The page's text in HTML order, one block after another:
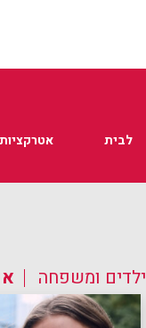
לבית אטרקציות
ילדים ומשפחה